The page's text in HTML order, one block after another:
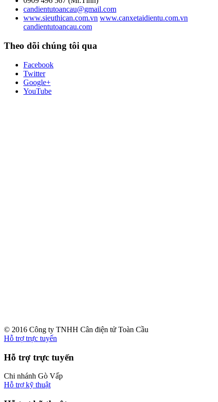
candientutoancau@gmail.com
www.sieuthican.com.vn www.canxetaidientu.com.vn
candientutoancau.com
Theo dõi chúng tôi qua
Facebook
Twitter
Google+
YouTube
© 2016 Công ty TNHH Cân điện tử Toàn Cầu
Hỗ trợ trực tuyến
Hỗ trợ trực tuyến
Chi nhánh Gò Vấp
Hỗ trợ kỹ thuật